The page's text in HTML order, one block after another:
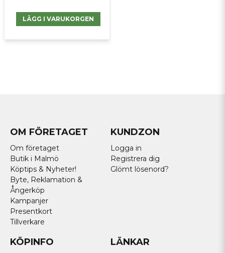
LÄGG I VARUKORGEN
OM FÖRETAGET
Om företaget
Butik i Malmö
Köptips & Nyheter!
Byte, Reklamation &
Ångerköp
Kampanjer
Presentkort
Tillverkare
KUNDZON
Logga in
Registrera dig
Glömt lösenord?
KÖPINFO LÄNKAR